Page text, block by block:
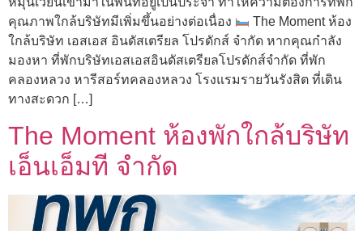
คุณภาพใกล้บริษัทมีเพิ่มขึ้นอย่างต่อเนื่อง
The Moment ห้อง
ใกล้บริษัท เอสเอส อินดัสเตรียล โปรดักส์ จำกัด หากคุณกำลัง
มองหา ที่พักบริษัทเอสเอสอินดัสเตรียลโปรดักส์จำกัด ที่พัก
คลองหลวง หารีสอร์ทคลองหลวง โรงแรมรายวันรังสิต ที่เดิน
ทางสะดวก […]
The Moment ห้องพักใกล้บริษัท
เอ็นเอ็มที จำกัด